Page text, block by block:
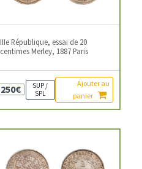
IIIe République, essai de 20
centimes Merley, 1887 Paris
250€
SUP /
SPL
Ajouter au
panier